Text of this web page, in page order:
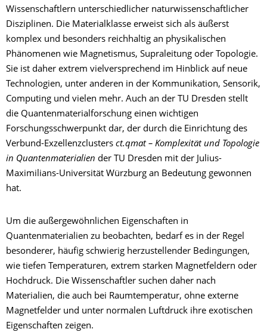
Wissenschaftlern unterschiedlicher naturwissenschaftlicher
Disziplinen. Die Materialklasse erweist sich als äußerst
komplex und besonders reichhaltig an physikalischen
Phänomenen wie Magnetismus, Supraleitung oder Topologie.
Sie ist daher extrem vielversprechend im Hinblick auf neue
Technologien, unter anderen in der Kommunikation, Sensorik,
Computing und vielen mehr. Auch an der TU Dresden stellt
die Quantenmaterialforschung einen wichtigen
Forschungsschwerpunkt dar, der durch die Einrichtung des
Verbund-Exzellenzclusters ct.qmat – Komplexität und Topologie
in Quantenmaterialien der TU Dresden mit der Julius-
Maximilians-Universität Würzburg an Bedeutung gewonnen
hat.
Um die außergewöhnlichen Eigenschaften in
Quantenmaterialien zu beobachten, bedarf es in der Regel
besonderer, häufig schwierig herzustellender Bedingungen,
wie tiefen Temperaturen, extrem starken Magnetfeldern oder
Hochdruck. Die Wissenschaftler suchen daher nach
Materialien, die auch bei Raumtemperatur, ohne externe
Magnetfelder und unter normalen Luftdruck ihre exotischen
Eigenschaften zeigen.